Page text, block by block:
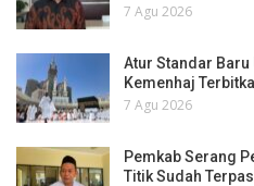
7 Agu 2026
Atur Standar Baru
Kemenhaj
7 Agu 2026
Pemkab Serang
Titik Sudah